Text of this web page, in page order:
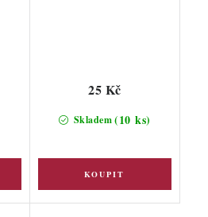
Skladem(10 ks)
25 Kč